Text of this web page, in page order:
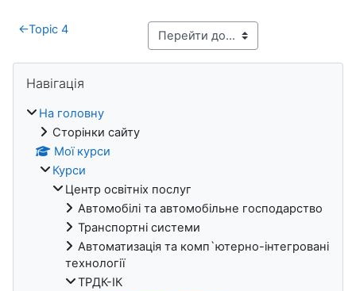
←Topic 4
Навігація
На головну
Сторінки сайту
Мої курси
Курси
Центр освітніх послуг
Автомобілі та автомобільне господарство
Транспортні системи
Автоматизація та комп`ютерно-інтегровані
технології
ТРДК-ІК